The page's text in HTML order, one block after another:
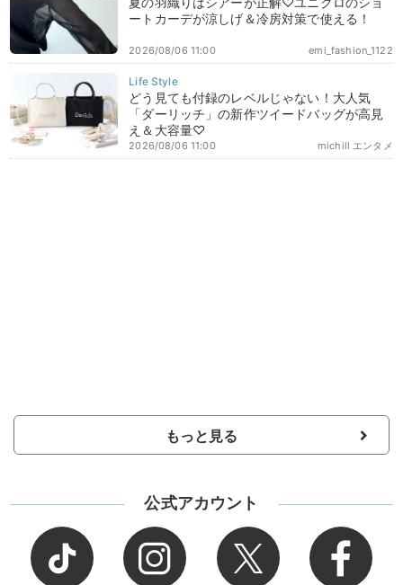
ートカーデが涼しげ＆冷房対策で使える！
emi_fashion_1122
2026/08/06 11:00
どう見ても付録のレベルじゃない！大人気
「ダーリッチ」の新作ツイードバッグが高見
え＆大容量♡
michill エンタメ
2026/08/06 11:00
もっと見る
公式アカウント